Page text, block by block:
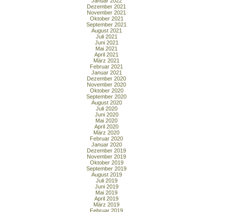
Dezember 2021
November 2021
Oktober 2021
September 2021
August 2021
Juli 2021
Juni 2021
Mai 2021
April 2021
März 2021
Februar 2021
Januar 2021
Dezember 2020
November 2020
Oktober 2020
September 2020
August 2020
Juli 2020
Juni 2020
Mai 2020
April 2020
März 2020
Februar 2020
Januar 2020
Dezember 2019
November 2019
Oktober 2019
September 2019
August 2019
Juli 2019
Juni 2019
Mai 2019
April 2019
März 2019
Februar 2019